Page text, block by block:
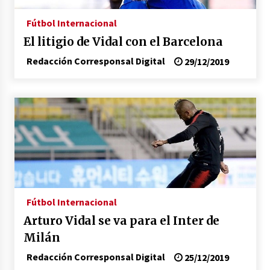
Corina Machado y su sed de poder
17/01/2026
Irán, donde están los pinches grupos
feministas
16/01/2026
Medellín necesita gobernantes con sentido
de pertenencia
15/01/2026
Falcao regresa con el rabo entre las patas
07/01/2026
Captura de Maduro, donde manda capitán,
Fútbol Internacional
El litigio de Vidal con el Barcelona
Redacción Corresponsal Digital 29/12/2019
Fútbol Internacional
Arturo Vidal se va para el Inter de
Milán
Redacción Corresponsal Digital 25/12/2019